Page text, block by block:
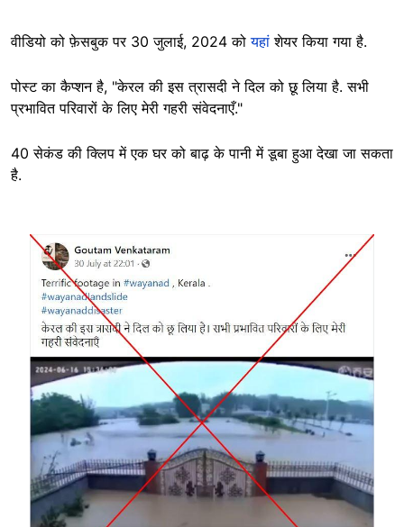
वीडियो को फ़ेसबुक पर 30 जुलाई, 2024 कोयहां शेयर किया गया है.
पोस्ट का कैप्शन है, "केरल की इस त्रासदी ने दिल को छू लिया है. सभी
प्रभावित परिवारों के लिए मेरी गहरी संवेदनाएँ."
40 सेकंड की क्लिप में एक घर को बाढ़ के पानी में डूबा हुआ देखा जा सकता
है.
Image